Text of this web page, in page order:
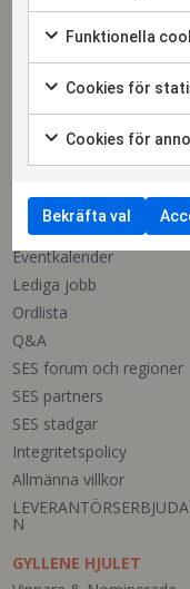
info@ses.se
Medlemsförmåner
Om SES
Eventkalender
Lediga jobb
Ordlista
Q&A
SES forum och regioner
SES partners
SES stadgar
Integritetspolicy
Allmänna villkor
N
GYLLENE HJULET
Funktionella
Cookies för
Cookies för
Bekräfta val